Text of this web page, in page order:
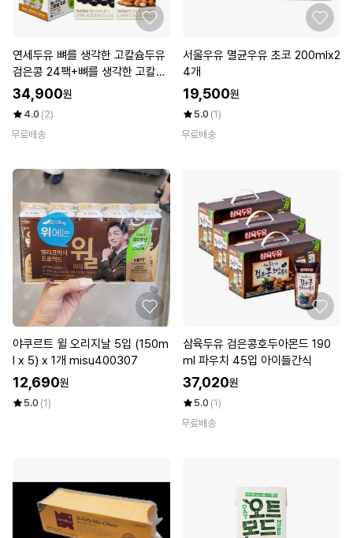
연세두유 뼈를 생각한 고칼슘두유
검은콩 24팩+뼈를 생각한 고칼슘
두유 호두아몬드 48팩 (총72팩)
34,900원
4.0 (2)
무료배송
서울우유 멸균우유 초코 200mlx2
4개
19,500원
5.0 (1)
무료배송
야쿠르트 윌 오리지날 5입 (150m
l x 5) x 1개 misu400307
12,690원
5.0 (1)
삼육두유 검은콩호두아몬드 190
ml 파우치 45입 아이들간식
37,020원
5.0 (1)
무료배송